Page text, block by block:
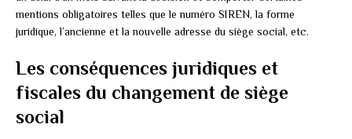
mentions obligatoires telles que le numéro SIREN, la forme
juridique, l’ancienne et la nouvelle adresse du siège social, etc.
Les conséquences juridiques et
fiscales du changement de siège
social